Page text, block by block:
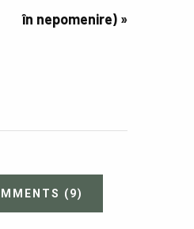
în nepomenire) »
(9)